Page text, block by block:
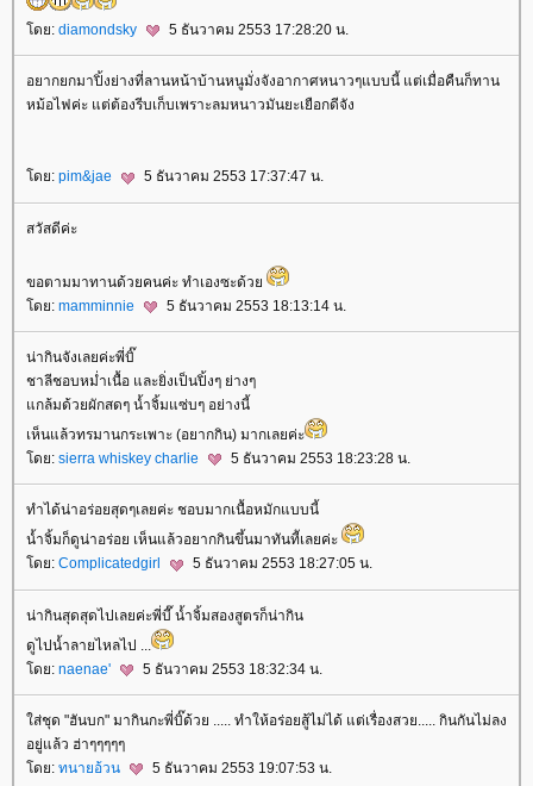
ดย: diamondsky 5 ธันวาคม 2553 17:28:20 น.
อยากยกมาปิ้งย่างที่ลานหน้าบ้านหนูมั่งจังอากาศหนาวๆแบบนี้ แต่เมื่อคืนก็ทาน
หม้อไฟค่ะ แต่ต้องรีบเก็บเพราะลมหนาวมันยะเยือกดีจัง
ดย: pim&jae 5 ธันวาคม 2553 17:37:47 น.
สวัสดีค่ะ
ขอตามมาทานด้วยคนค่ะ ทำเองซะด้ว
ดย: mamminnie 5 ธันวาคม 2553 18:13:14 น.
น่ากินจังเลยค่ะพี่บิ๊
ชาลีชอบหม่ำเนื้อ และยิ่งเป็นปิ้งๆ ย่างๆ
กล้มด้วยผักสดๆ น้ำจิ้มแซ่บๆ อย่างนี้
เห็นแล้วทรมานกระเพาะ (อยากกิน) มากเลยค่ะ
ดย: sierra whiskey charlie 5 ธันวาคม 2553 18:23:28 น.
ทำได้น่าอร่อยสุดๆเลยค่ะ ชอบมากเนื้อหมักแบบนี้
น้ำจิ้มก็ดูน่าอร่อย เห็นแล้วอยากกินขึ้นมาทันทีัเลยค่ะ
ดย: Complicatedgirl 5 ธันวาคม 2553 18:27:05 น.
น่ากินสุดสุดไปเลยค่ะพี่บี๊ น้ำจิ้มสองสูตรก็น่ากิน
ดูไปน้ำลายไหลไป ...
ดย: naenae' 5 ธันวาคม 2553 18:32:34 น.
ส่ชุด "ฮันบก" มากินกะพี่บิ๊ด้วย ..... ทำให้อร่อยสู้ไม่ได้ แต่เรื่องสวย..... กินกันไม่ลง
อยู่แล้ว ฮ่าๆๆๆๆๆ
ดย: ทนายอ้วน 5 ธันวาคม 2553 19:07:53 น.